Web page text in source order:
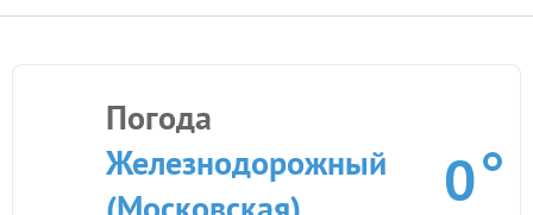
Погода
Железнодорожный
0